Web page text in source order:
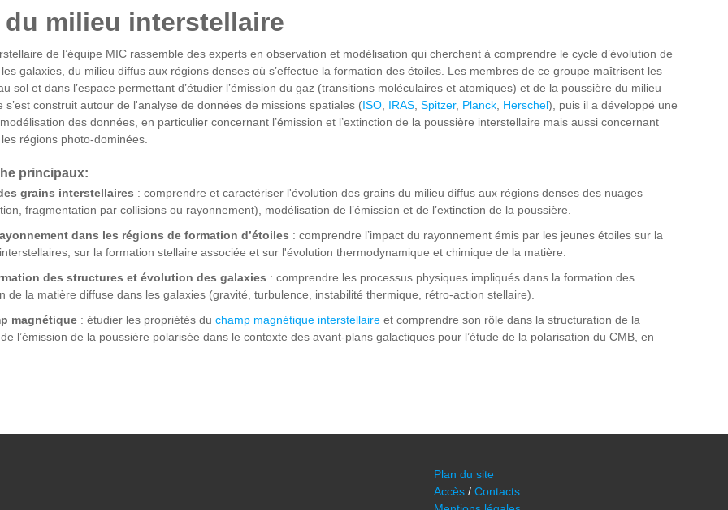
milieu interstellaire
de l’équipe MIC rassemble des experts en observation et modélisation qui cherchent à comprendre le cycle d’évolution de
galaxies, du milieu diffus aux régions denses où s’effectue la formation des étoiles. Les membres de ce groupe maîtrisent les
sol et dans l’espace permettant d’étudier l’émission du gaz (transitions moléculaires et atomiques) et de la poussière du milieu
s’est construit autour de l'analyse de données de missions spatiales (ISO IRAS Spitzer, Planck Herschel), puis il a développé une
des données, en particulier concernant l’émission et l’extinction de la poussière interstellaire mais aussi concernant
régions photo-dominées.
principaux:
grains interstellaires : comprendre et caractériser l'évolution des grains du milieu diffus aux régions denses des nuages
fragmentation par collisions ou rayonnement), modélisation de l’émission et de l’extinction de la poussière.
dans les régions de formation d’étoiles : comprendre l’impact du rayonnement émis par les jeunes étoiles sur la
sur la formation stellaire associée et sur l'évolution thermodynamique et chimique de la matière.
des structures et évolution des galaxies : comprendre les processus physiques impliqués dans la formation des
de la matière diffuse dans les galaxies (gravité, turbulence, instabilité thermique, rétro-action stellaire).
magnétique : étudier les propriétés du champ magnétique interstellaire et comprendre son rôle dans la structuration de la
l’émission de la poussière polarisée dans le contexte des avant-plans galactiques pour l’étude de la polarisation du CMB, en
Plan du site
Accès / Contacts